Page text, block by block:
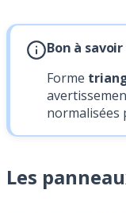
Bon à savoir
Forme
normalisées
Les